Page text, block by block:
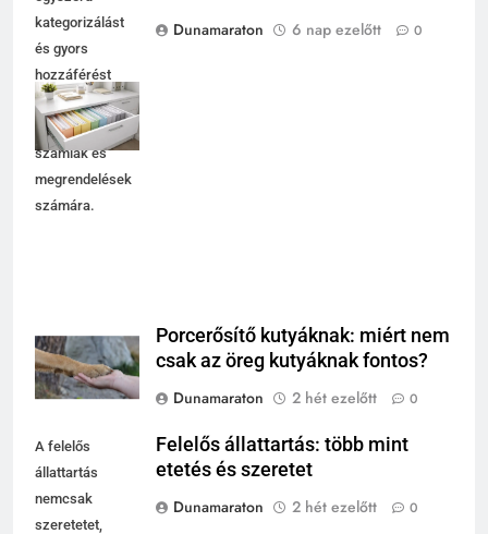
egyszerű
kategorizálást
és gyors
hozzáférést
biztosít a
szerződések,
számlák és
megrendelések
Porcerősítő kutyáknak: miért nem
A felelős
állattartás
nemcsak
Felelős állattartás: több mint